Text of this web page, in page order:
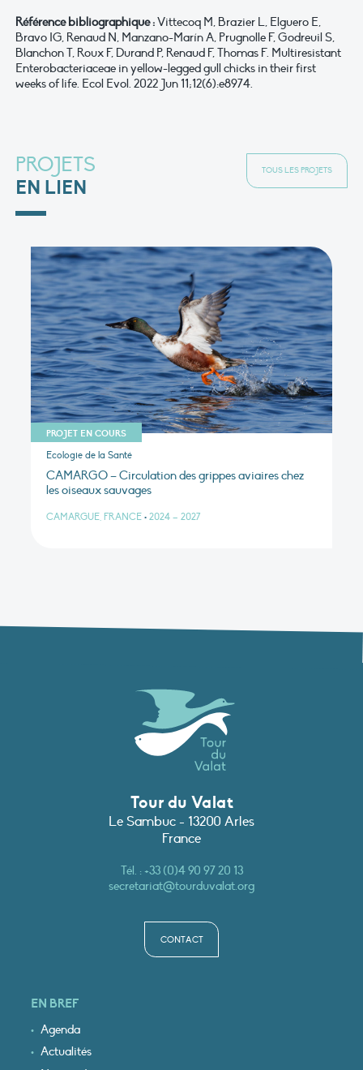
Référence bibliographique :Vittecoq M, Brazier L, Elguero E,
Bravo IG, Renaud N, Manzano-Marín A, Prugnolle F, Godreuil S,
Blanchon T, Roux F, Durand P, Renaud F, Thomas F. Multiresistant
Enterobacteriaceae in yellow-legged gull chicks in their first
weeks of life. Ecol Evol. 2022 Jun 11;12(6):e8974.
PROJETS
EN LIEN
TOUS LES PROJETS
PROJET EN COURS
Ecologie de la Santé
CAMARGO – Circulation des grippes aviaires chez
les oiseaux sauvages
CAMARGUE, FRANCE • 2024 – 2027
Tour du Valat
Le Sambuc - 13200 Arles
France
Tél. :+33 (0)4 90 97 20 13
secretariat@tourduvalat.org
CONTACT
EN BREF
Agenda
Actualités